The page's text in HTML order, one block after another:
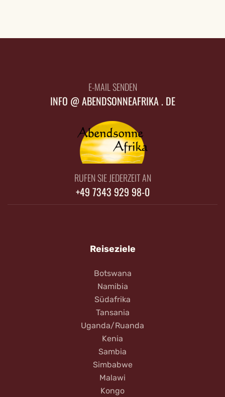
E-MAIL SENDEN
INFO @ ABENDSONNEAFRIKA . DE
RUFEN SIE JEDERZEIT AN
+49 7343 929 98-0
Reiseziele
Botswana
Namibia
Südafrika
Tansania
Uganda/Ruanda
Kenia
Sambia
Simbabwe
Malawi
Kongo